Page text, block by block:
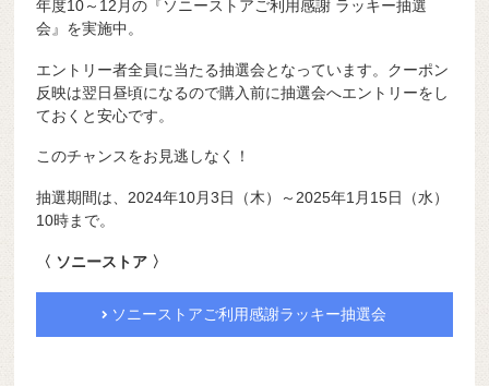
年度10～12月の『ソニーストアご利用感謝 ラッキー抽選
会』を実施中。
エントリー者全員に当たる抽選会となっています。クーポン
反映は翌日昼頃になるので購入前に抽選会へエントリーをし
ておくと安心です。
このチャンスをお見逃しなく！
抽選期間は、2024年10月3日（木）～2025年1月15日（水）
10時まで。
〈 ソニーストア 〉
ソニーストアご利用感謝ラッキー抽選会